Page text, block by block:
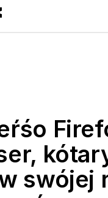
swójej